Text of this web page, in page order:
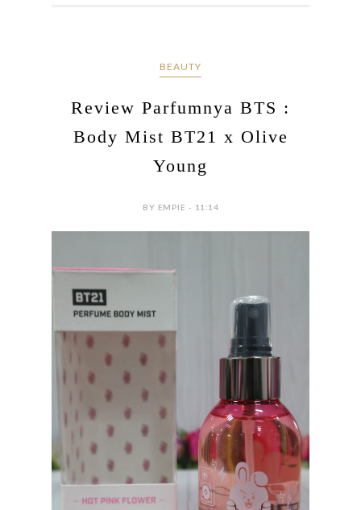
BEAUTY
Review Parfumnya BTS :
Body Mist BT21 x Olive
Young
BY EMPIE - 11:14